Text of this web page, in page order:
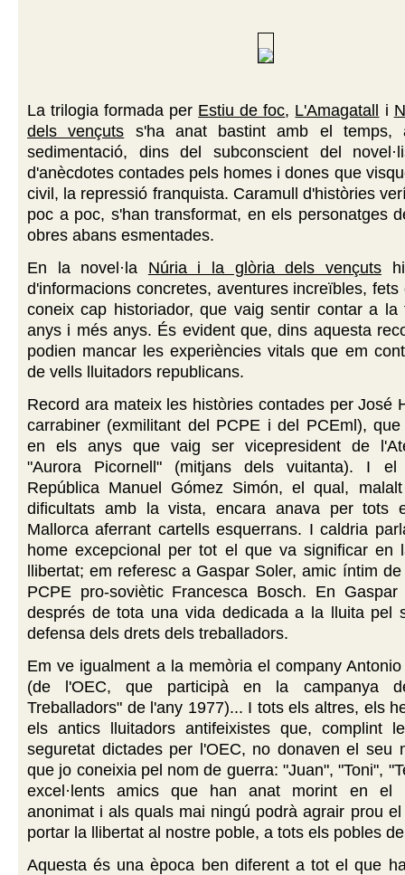
La trilogia formada per Estiu de foc, L'Amagatall i
dels vençuts s'ha anat bastint amb el temps,
sedimentació, dins del subconscient del
d'anècdotes contades pels homes i dones que
civil, la repressió franquista. Caramull d'històries
poc a poc, s'han transformat, en els personatges
obres abans esmentades.
En la novel·la Núria i la glòria dels vençutshi
d'informacions concretes, aventures increïbles,
coneix cap historiador, que vaig sentir contar a la
anys i més anys. És evident que, dins aquesta
podien mancar les experiències vitals que em
de vells lluitadors republicans.
Record ara mateix les històries contades per José
carrabiner (exmilitant del PCPE i del PCEml),
en els anys que vaig ser vicepresident de
"Aurora Picornell" (mitjans dels vuitanta). I
República Manuel Gómez Simón, el qual,
dificultats amb la vista, encara anava per tots
Mallorca aferrant cartells esquerrans. I caldria
home excepcional per tot el que va significar en
llibertat; em referesc a Gaspar Soler, amic íntim
PCPE pro-soviètic Francesca Bosch. En
després de tota una vida dedicada a la lluita pel
defensa dels drets dels treballadors.
Em ve igualment a la memòria el company
(de l'OEC, que participà en la campanya
Treballadors" de l'any 1977)... I tots els altres, els
els antics lluitadors antifeixistes que, complint
seguretat dictades per l'OEC, no donaven el seu
que jo coneixia pel nom de guerra: "Juan", "Toni",
excel·lents amics que han anat morint en el
anonimat i als quals mai ningú podrà agrair prou
portar la llibertat al nostre poble, a tots els pobles
Aquesta és una època ben diferent a tot el que